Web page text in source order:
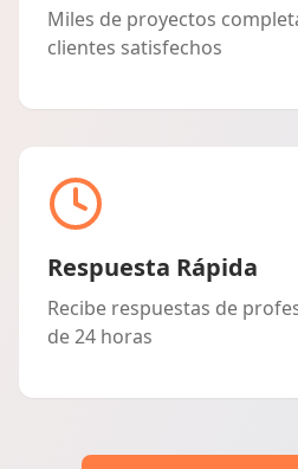
Miles de proyectos
clientes satisfechos
Respuesta Rápida
Recibe respuestas de
de 24 horas